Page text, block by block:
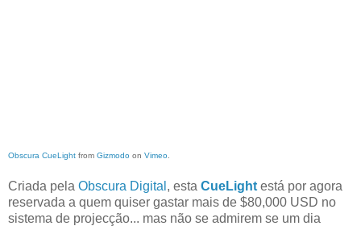
Obscura CueLight from Gizmodo on Vimeo
Criada pela Obscura Digital , esta CueLight está por agora
reservada a quem quiser gastar mais de $80,000 USD no
sistema de projecção... mas não se admirem se um dia